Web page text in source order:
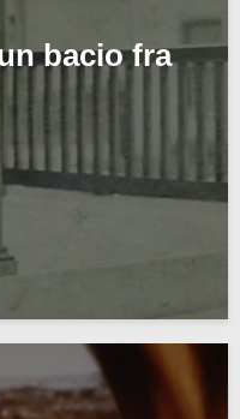
bacio fra